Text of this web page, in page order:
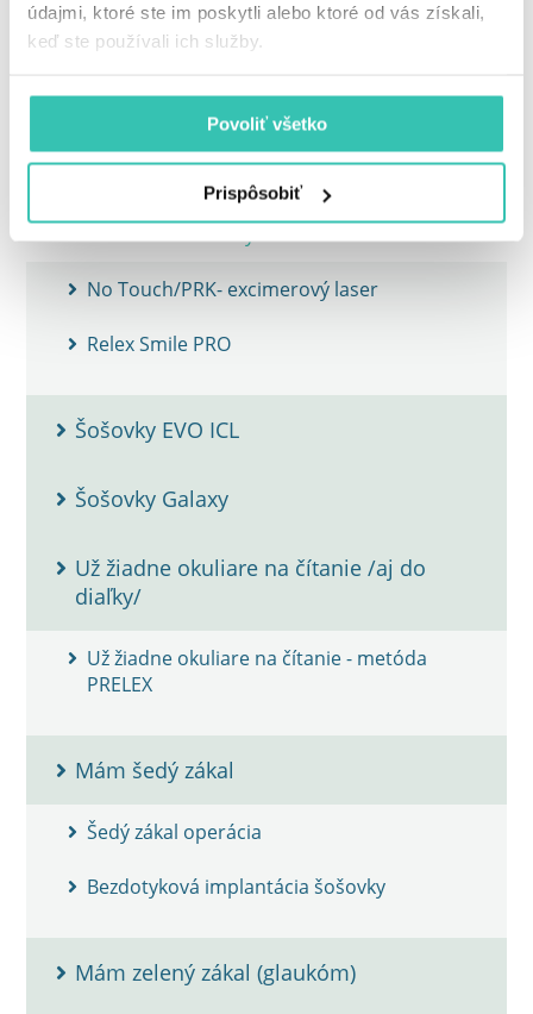
údajmi, ktoré ste im poskytli alebo ktoré od vás získali,
keď ste používali ich služby.
Povoliť všetko
Prispôsobiť
Relex Smile 3D - femtosekundový laser
Z-Lasik - Femtosekundový laser
Z-Lasik Z 3D NOVINKA
No Touch/PRK- excimerový laser
Relex Smile PRO
Šošovky EVO ICL
Šošovky Galaxy
Už žiadne okuliare na čítanie /aj do
diaľky/
Už žiadne okuliare na čítanie - metóda
PRELEX
Mám šedý zákal
Šedý zákal operácia
Bezdotyková implantácia šošovky
Mám zelený zákal (glaukóm)